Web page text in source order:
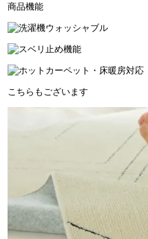
商品機能
こちらもございます